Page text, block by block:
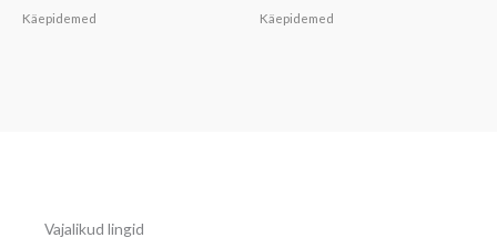
Käepidemed Käepidemed
Vajalikud lingid